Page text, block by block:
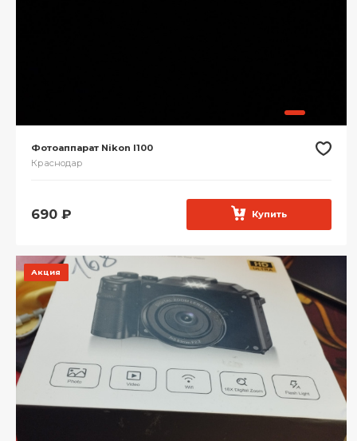
Фотоаппарат Nikon l100
Краснодар
690 ₽ Купить
Акция